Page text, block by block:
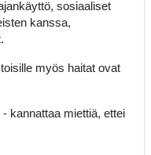
sosiaaliset
kanssa,
myös haitat ovat
kannattaa miettiä, ettei